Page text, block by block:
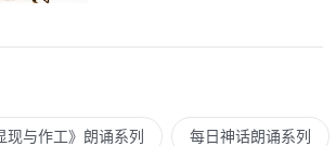
现与作工》朗诵系列 每日神话朗诵系列